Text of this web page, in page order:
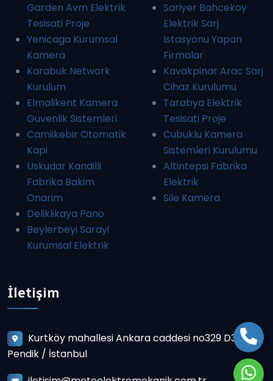
Garden Avm Elektrik
Tesisati Proje
Yenicaga Kurumsal
Kamera
Karabuk Network
Kurulum
Elmalikent Kamera
Guvenlik Sistemleri
Camiikebir Otomatik
Kapi
Uskudar Kandilli
Fabrika Bakim
Onarim
Deliklikaya Pano
Beylerbeyi Sarayi
Kurumsal Elektrik
Sariyer Bahcekoy
Elektrik Sarj
Istasyonu Yapan
Firmalar
Kavakpinar Arac Sarj
Cihaz Kurulumu
Tarabya Elektrik
Tesisati Proje
Cubuklu Kamera
Sistemleri Kurulumu
Altintepsi Fabrika
Elektrik
Sile Kamera
İletişim
Kurtköy mahallesi Ankara caddesi no329 D3
Pendik / İstanbul